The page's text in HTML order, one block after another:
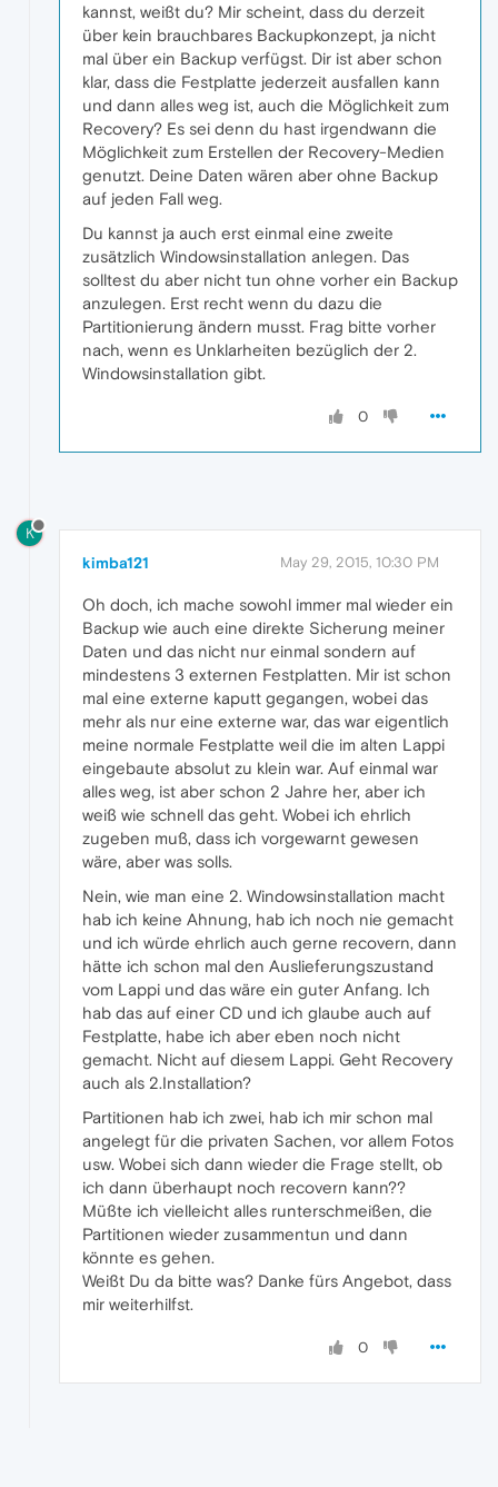
kannst, weißt du? Mir scheint, dass du derzeit
über kein brauchbares Backupkonzept, ja nicht
mal über ein Backup verfügst. Dir ist aber schon
klar, dass die Festplatte jederzeit ausfallen kann
und dann alles weg ist, auch die Möglichkeit zum
Recovery? Es sei denn du hast irgendwann die
Möglichkeit zum Erstellen der Recovery-Medien
genutzt. Deine Daten wären aber ohne Backup
auf jeden Fall weg.
Du kannst ja auch erst einmal eine zweite
zusätzlich Windowsinstallation anlegen. Das
solltest du aber nicht tun ohne vorher ein Backup
anzulegen. Erst recht wenn du dazu die
Partitionierung ändern musst. Frag bitte vorher
nach, wenn es Unklarheiten bezüglich der 2.
Windowsinstallation gibt.
0
K
kimba121 May 29, 2015, 10:30 PM
Oh doch, ich mache sowohl immer mal wieder ein
Backup wie auch eine direkte Sicherung meiner
Daten und das nicht nur einmal sondern auf
mindestens 3 externen Festplatten. Mir ist schon
mal eine externe kaputt gegangen, wobei das
mehr als nur eine externe war, das war eigentlich
meine normale Festplatte weil die im alten Lappi
eingebaute absolut zu klein war. Auf einmal war
alles weg, ist aber schon 2 Jahre her, aber ich
weiß wie schnell das geht. Wobei ich ehrlich
zugeben muß, dass ich vorgewarnt gewesen
wäre, aber was solls.
Nein, wie man eine 2. Windowsinstallation macht
hab ich keine Ahnung, hab ich noch nie gemacht
und ich würde ehrlich auch gerne recovern, dann
hätte ich schon mal den Auslieferungszustand
vom Lappi und das wäre ein guter Anfang. Ich
hab das auf einer CD und ich glaube auch auf
Festplatte, habe ich aber eben noch nicht
gemacht. Nicht auf diesem Lappi. Geht Recovery
auch als 2.Installation?
Partitionen hab ich zwei, hab ich mir schon mal
angelegt für die privaten Sachen, vor allem Fotos
usw. Wobei sich dann wieder die Frage stellt, ob
ich dann überhaupt noch recovern kann??
Müßte ich vielleicht alles runterschmeißen, die
Partitionen wieder zusammentun und dann
könnte es gehen.
Weißt Du da bitte was? Danke fürs Angebot, dass
mir weiterhilfst.
0